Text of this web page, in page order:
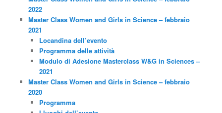
2022
Master Class Women and Girls in Science – febbraio
2021
Locandina dell’evento
Programma delle attività
Modulo di Adesione Masterclass W&G in Sciences –
2021
Master Class Women and Girls in Science – febbraio
2020
Programma